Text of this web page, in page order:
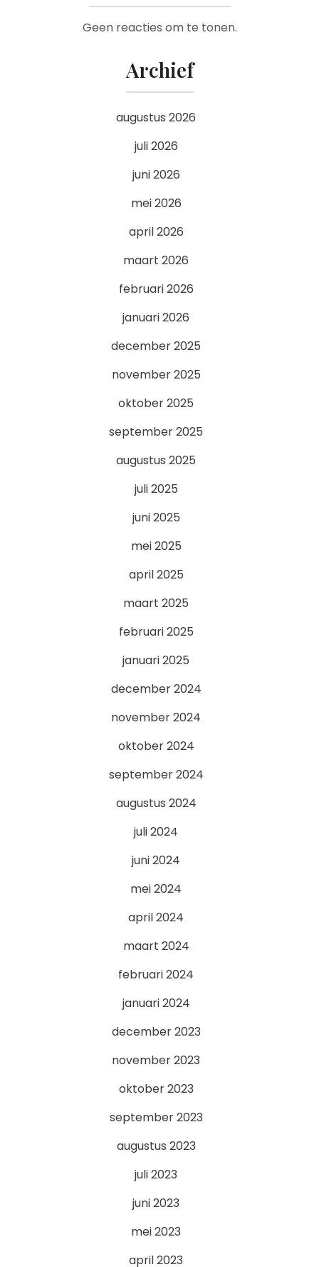
Geen reacties om te tonen.
Archief
augustus 2026
juli 2026
juni 2026
mei 2026
april 2026
maart 2026
februari 2026
januari 2026
december 2025
november 2025
oktober 2025
september 2025
augustus 2025
juli 2025
juni 2025
mei 2025
april 2025
maart 2025
februari 2025
januari 2025
december 2024
november 2024
oktober 2024
september 2024
augustus 2024
juli 2024
juni 2024
mei 2024
april 2024
maart 2024
februari 2024
januari 2024
december 2023
november 2023
oktober 2023
september 2023
augustus 2023
juli 2023
juni 2023
mei 2023
april 2023